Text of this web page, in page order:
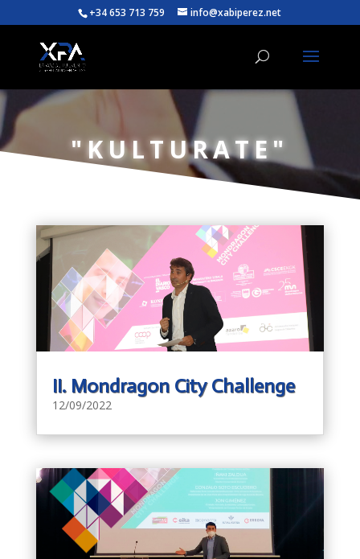
+34 653 713 759 info@xabiperez.net
"KULTURATE"
II. Mondragon City Challenge
12/09/2022